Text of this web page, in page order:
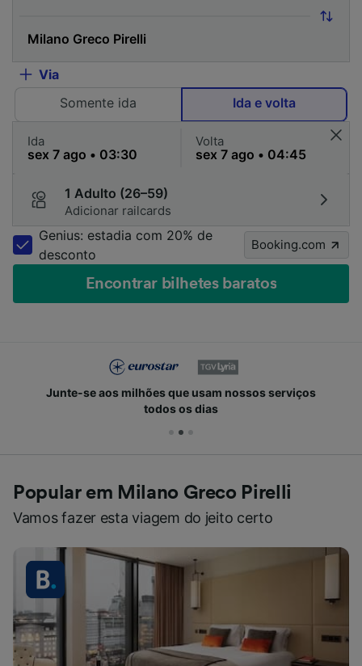
Via
Somente ida
Ida e volta
Ida Volta
1 Adulto (26–59)
Adicionar railcards
Genius: estadia com 20% de
desconto
Booking.com
Encontrar bilhetes baratos
Junte-se aos milhões que usam nossos serviços
todos os dias
Popular em Milano Greco Pirelli
Vamos fazer esta viagem do jeito certo